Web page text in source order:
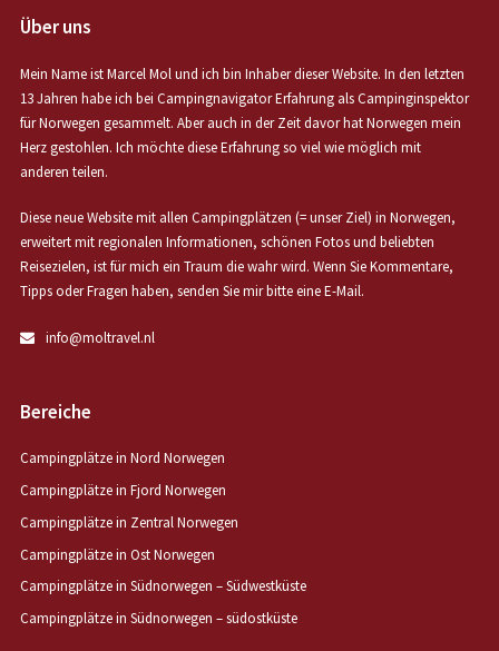
Über uns
Mein Name ist Marcel Mol und ich bin Inhaber dieser Website. In den letzten
13 Jahren habe ich bei Campingnavigator Erfahrung als Campinginspektor
für Norwegen gesammelt. Aber auch in der Zeit davor hat Norwegen mein
Herz gestohlen. Ich möchte diese Erfahrung so viel wie möglich mit
anderen teilen.
Diese neue Website mit allen Campingplätzen (= unser Ziel) in Norwegen,
erweitert mit regionalen Informationen, schönen Fotos und beliebten
Reisezielen, ist für mich ein Traum die wahr wird. Wenn Sie Kommentare,
Tipps oder Fragen haben, senden Sie mir bitte eine E-Mail.
info@moltravel.nl
Bereiche
Campingplätze in Nord Norwegen
Campingplätze in Fjord Norwegen
Campingplätze in Zentral Norwegen
Campingplätze in Ost Norwegen
Campingplätze in Südnorwegen – Südwestküste
Campingplätze in Südnorwegen – südostküste